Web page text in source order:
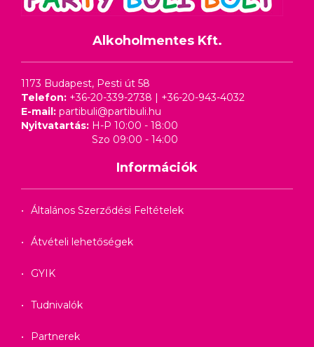
Alkoholmentes Kft.
1173 Budapest, Pesti út 58
Telefon: +36-20-339-2738 | +36-20-943-4032
E-mail: partibuli@partibuli.hu
Nyitvatartás: H-P 10:00 - 18:00
Szo 09:00 - 14:00
Információk
Általános Szerződési Feltételek
Átvételi lehetőségek
GYIK
Tudnivalók
Partnerek